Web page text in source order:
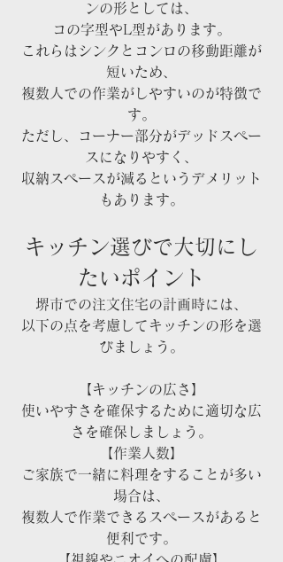
ンの形としては、
コの字型やL型があります。
これらはシンクとコンロの移動距離が
短いため、
複数人での作業がしやすいのが特徴で
す。
ただし、コーナー部分がデッドスペー
スになりやすく、
収納スペースが減るというデメリット
もあります。
キッチン選びで大切にし
たいポイント
堺市での注文住宅の計画時には、
以下の点を考慮してキッチンの形を選
びましょう。
【キッチンの広さ】
使いやすさを確保するために適切な広
さを確保しましょう。
【作業人数】
ご家族で一緒に料理をすることが多い
場合は、
複数人で作業できるスペースがあると
便利です。